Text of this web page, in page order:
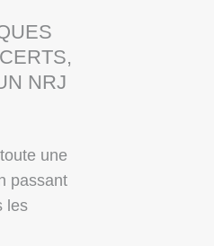
NRJ
une
passant
les